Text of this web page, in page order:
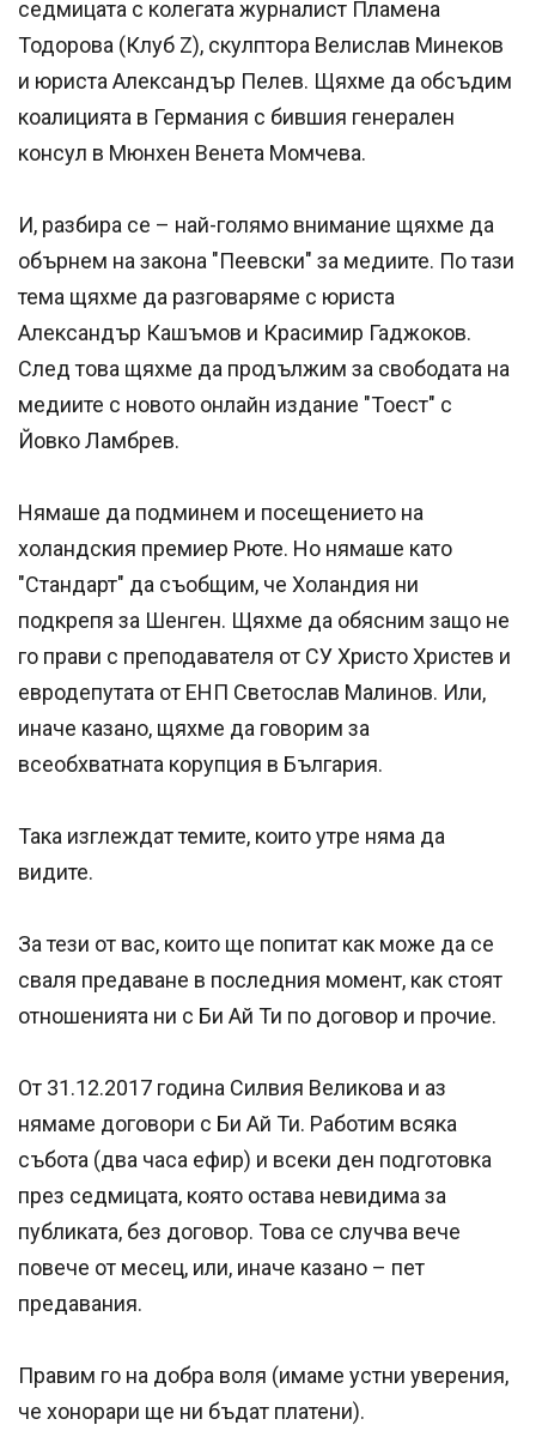
седмицата с колегата журналист Пламена
Тодорова (Клуб Z), скулпторa Велислав Минеков
и юристa Александър Пелев. Щяхме да обсъдим
коалицията в Германия с бившия генерален
консул в Мюнхен Венета Момчева.
И, разбира се – най-голямо внимание щяхме да
обърнем на закона "Пеевски" за медиите. По тази
тема щяхме да разговаряме с юриста
Александър Кашъмов и Красимир Гаджоков.
След това щяхме да продължим за свободата на
медиите с новото онлайн издание "Тоест" с
Йовко Ламбрев.
Нямаше да подминем и посещението на
холандския премиер Рюте. Но нямаше като
"Стандарт" да съобщим, че Холандия ни
подкрепя за Шенген. Щяхме да обясним защо не
го прави с преподавателя от СУ Христо Христев и
евродепутата от ЕНП Светослав Малинов. Или,
иначе казано, щяхме да говорим за
всеобхватната корупция в България.
Така изглеждат темите, които утре няма да
видите.
За тези от вас, които ще попитат как може да се
сваля предаване в последния момент, как стоят
отношенията ни с Би Ай Ти по договор и прочие.
От 31.12.2017 година Силвия Великова и аз
нямаме договори с Би Ай Ти. Работим всяка
събота (два часа ефир) и всеки ден подготовка
през седмицата, която остава невидима за
публиката, без договор. Това се случва вече
повече от месец, или, иначе казано – пет
предавания.
Правим го на добра воля (имаме устни уверения,
че хонорари ще ни бъдат платени).